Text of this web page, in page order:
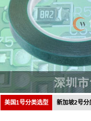
美国1号分类选型 新加坡2号分